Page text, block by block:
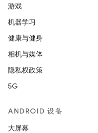
游戏
机器学习
健康与健身
相机与媒体
隐私权政策
5G
ANDROID 设备
大屏幕